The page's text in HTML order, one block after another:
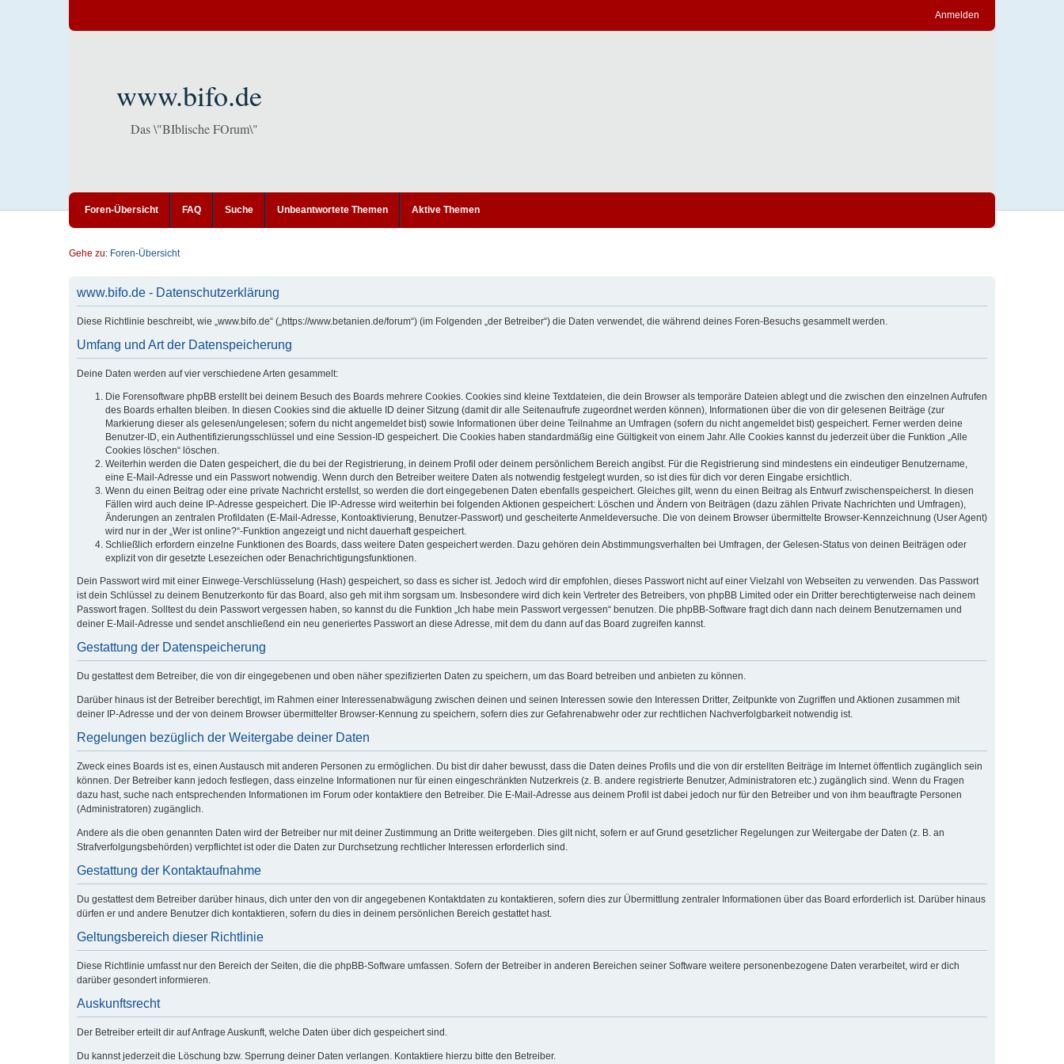
Anmelden
www.bifo.de
Das \"BIblische FOrum\"
Foren-Übersicht FAQ Suche Unbeantwortete Themen Aktive Themen
Gehe zu: Foren-Übersicht
www.bifo.de - Datenschutzerklärung
Diese Richtlinie beschreibt, wie „www.bifo.de“ („https://www.betanien.de/forum“) (im Folgenden „der Betreiber“) die Daten verwendet, die während deines Foren-Besuchs gesammelt werden.
Umfang und Art der Datenspeicherung
Deine Daten werden auf vier verschiedene Arten gesammelt:
Die Forensoftware phpBB erstellt bei deinem Besuch des Boards mehrere Cookies. Cookies sind kleine Textdateien, die dein Browser als temporäre Dateien ablegt und die zwischen den einzelnen Aufrufen
des Boards erhalten bleiben. In diesen Cookies sind die aktuelle ID deiner Sitzung (damit dir alle Seitenaufrufe zugeordnet werden können), Informationen über die von dir gelesenen Beiträge (zur
Markierung dieser als gelesen/ungelesen; sofern du nicht angemeldet bist) sowie Informationen über deine Teilnahme an Umfragen (sofern du nicht angemeldet bist) gespeichert. Ferner werden deine
Benutzer-ID, ein Authentifizierungsschlüssel und eine Session-ID gespeichert. Die Cookies haben standardmäßig eine Gültigkeit von einem Jahr. Alle Cookies kannst du jederzeit über die Funktion „Alle
Cookies löschen“ löschen.
Weiterhin werden die Daten gespeichert, die du bei der Registrierung, in deinem Profil oder deinem persönlichem Bereich angibst. Für die Registrierung sind mindestens ein eindeutiger Benutzername,
eine E-Mail-Adresse und ein Passwort notwendig. Wenn durch den Betreiber weitere Daten als notwendig festgelegt wurden, so ist dies für dich vor deren Eingabe ersichtlich.
Wenn du einen Beitrag oder eine private Nachricht erstellst, so werden die dort eingegebenen Daten ebenfalls gespeichert. Gleiches gilt, wenn du einen Beitrag als Entwurf zwischenspeicherst. In diesen
Fällen wird auch deine IP-Adresse gespeichert. Die IP-Adresse wird weiterhin bei folgenden Aktionen gespeichert: Löschen und Ändern von Beiträgen (dazu zählen Private Nachrichten und Umfragen),
Änderungen an zentralen Profildaten (E-Mail-Adresse, Kontoaktivierung, Benutzer-Passwort) und gescheiterte Anmeldeversuche. Die von deinem Browser übermittelte Browser-Kennzeichnung (User Agent)
wird nur in der „Wer ist online?“-Funktion angezeigt und nicht dauerhaft gespeichert.
Schließlich erfordern einzelne Funktionen des Boards, dass weitere Daten gespeichert werden. Dazu gehören dein Abstimmungsverhalten bei Umfragen, der Gelesen-Status von deinen Beiträgen oder
explizit von dir gesetzte Lesezeichen oder Benachrichtigungsfunktionen.
Dein Passwort wird mit einer Einwege-Verschlüsselung (Hash) gespeichert, so dass es sicher ist. Jedoch wird dir empfohlen, dieses Passwort nicht auf einer Vielzahl von Webseiten zu verwenden. Das Passwort
ist dein Schlüssel zu deinem Benutzerkonto für das Board, also geh mit ihm sorgsam um. Insbesondere wird dich kein Vertreter des Betreibers, von phpBB Limited oder ein Dritter berechtigterweise nach deinem
Passwort fragen. Solltest du dein Passwort vergessen haben, so kannst du die Funktion „Ich habe mein Passwort vergessen“ benutzen. Die phpBB-Software fragt dich dann nach deinem Benutzernamen und
deiner E-Mail-Adresse und sendet anschließend ein neu generiertes Passwort an diese Adresse, mit dem du dann auf das Board zugreifen kannst.
Gestattung der Datenspeicherung
Du gestattest dem Betreiber, die von dir eingegebenen und oben näher spezifizierten Daten zu speichern, um das Board betreiben und anbieten zu können.
Darüber hinaus ist der Betreiber berechtigt, im Rahmen einer Interessenabwägung zwischen deinen und seinen Interessen sowie den Interessen Dritter, Zeitpunkte von Zugriffen und Aktionen zusammen mit
deiner IP-Adresse und der von deinem Browser übermittelter Browser-Kennung zu speichern, sofern dies zur Gefahrenabwehr oder zur rechtlichen Nachverfolgbarkeit notwendig ist.
Regelungen bezüglich der Weitergabe deiner Daten
Zweck eines Boards ist es, einen Austausch mit anderen Personen zu ermöglichen. Du bist dir daher bewusst, dass die Daten deines Profils und die von dir erstellten Beiträge im Internet öffentlich zugänglich sein
können. Der Betreiber kann jedoch festlegen, dass einzelne Informationen nur für einen eingeschränkten Nutzerkreis (z. B. andere registrierte Benutzer, Administratoren etc.) zugänglich sind. Wenn du Fragen
dazu hast, suche nach entsprechenden Informationen im Forum oder kontaktiere den Betreiber. Die E-Mail-Adresse aus deinem Profil ist dabei jedoch nur für den Betreiber und von ihm beauftragte Personen
(Administratoren) zugänglich.
Andere als die oben genannten Daten wird der Betreiber nur mit deiner Zustimmung an Dritte weitergeben. Dies gilt nicht, sofern er auf Grund gesetzlicher Regelungen zur Weitergabe der Daten (z. B. an
Strafverfolgungsbehörden) verpflichtet ist oder die Daten zur Durchsetzung rechtlicher Interessen erforderlich sind.
Gestattung der Kontaktaufnahme
Du gestattest dem Betreiber darüber hinaus, dich unter den von dir angegebenen Kontaktdaten zu kontaktieren, sofern dies zur Übermittlung zentraler Informationen über das Board erforderlich ist. Darüber hinaus
dürfen er und andere Benutzer dich kontaktieren, sofern du dies in deinem persönlichen Bereich gestattet hast.
Geltungsbereich dieser Richtlinie
Diese Richtlinie umfasst nur den Bereich der Seiten, die die phpBB-Software umfassen. Sofern der Betreiber in anderen Bereichen seiner Software weitere personenbezogene Daten verarbeitet, wird er dich
darüber gesondert informieren.
Auskunftsrecht
Der Betreiber erteilt dir auf Anfrage Auskunft, welche Daten über dich gespeichert sind.
Du kannst jederzeit die Löschung bzw. Sperrung deiner Daten verlangen. Kontaktiere hierzu bitte den Betreiber.